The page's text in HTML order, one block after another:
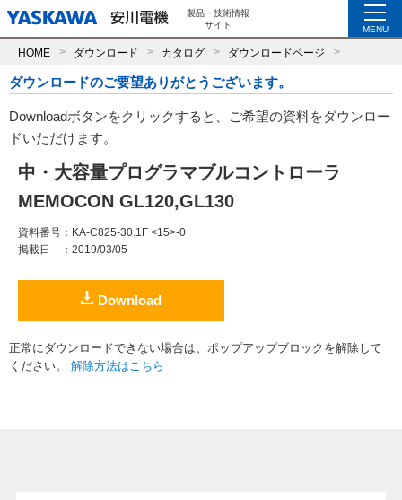
製品・技術情報
サイト
MENU
HOME ダウンロード カタログ ダウンロードページ
ダウンロードのご要望ありがとうございます。
Downloadボタンをクリックすると、ご希望の資料をダウンロー
ドいただけます。
中・大容量プログラマブルコントローラ
MEMOCON GL120,GL130
資料番号 ：KA-C825-30.1F <15>-0
掲載日
：2019/03/05
Download
正常にダウンロードできない場合は、ポップアップブロックを解除して
ください。 解除方法はこちら